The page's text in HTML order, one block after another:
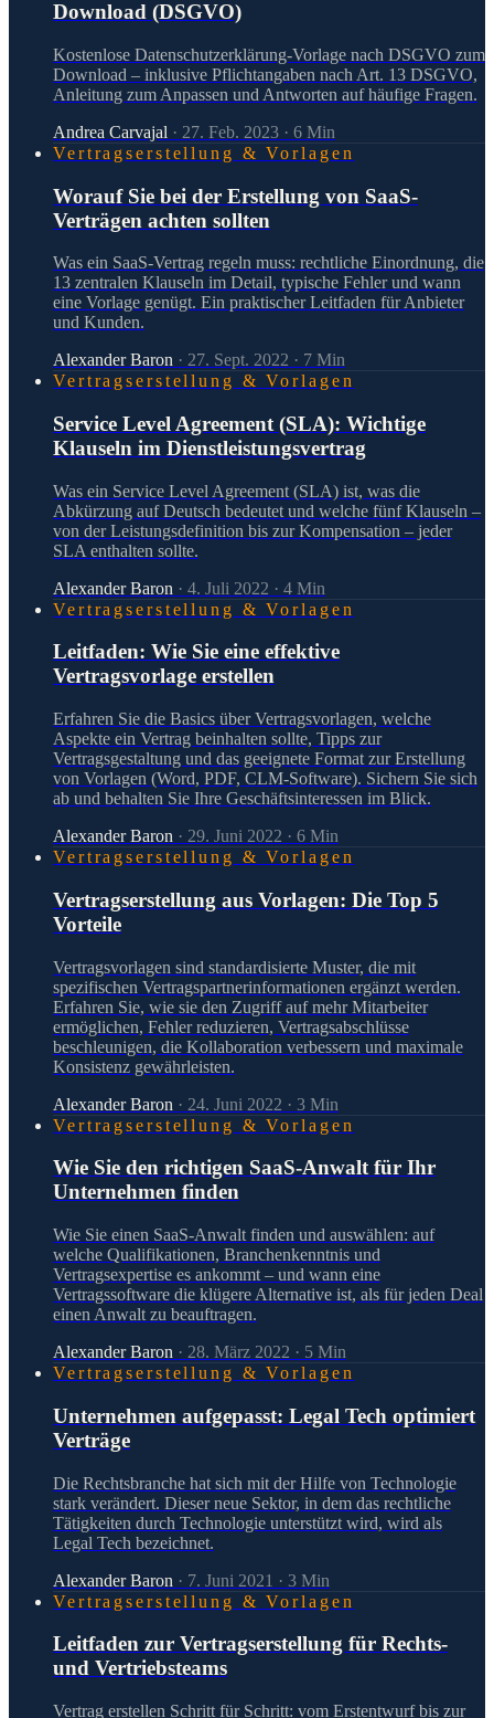
Download (DSGVO)
Kostenlose Datenschutzerklärung-Vorlage nach DSGVO zum
Download – inklusive Pflichtangaben nach Art. 13 DSGVO,
Anleitung zum Anpassen und Antworten auf häufige Fragen.
Andrea Carvajal · 27. Feb. 2023 · 6 Min
Vertragserstellung & Vorlagen
Worauf Sie bei der Erstellung von SaaS-
Verträgen achten sollten
Was ein SaaS-Vertrag regeln muss: rechtliche Einordnung, die
13 zentralen Klauseln im Detail, typische Fehler und wann
eine Vorlage genügt. Ein praktischer Leitfaden für Anbieter
und Kunden.
Alexander Baron · 27. Sept. 2022 · 7 Min
Vertragserstellung & Vorlagen
Service Level Agreement (SLA): Wichtige
Klauseln im Dienstleistungsvertrag
Was ein Service Level Agreement (SLA) ist, was die
Abkürzung auf Deutsch bedeutet und welche fünf Klauseln –
von der Leistungsdefinition bis zur Kompensation – jeder
SLA enthalten sollte.
Alexander Baron · 4. Juli 2022 · 4 Min
Vertragserstellung & Vorlagen
Leitfaden: Wie Sie eine effektive
Vertragsvorlage erstellen
Erfahren Sie die Basics über Vertragsvorlagen, welche
Aspekte ein Vertrag beinhalten sollte, Tipps zur
Vertragsgestaltung und das geeignete Format zur Erstellung
von Vorlagen (Word, PDF, CLM-Software). Sichern Sie sich
ab und behalten Sie Ihre Geschäftsinteressen im Blick.
Alexander Baron · 29. Juni 2022 · 6 Min
Vertragserstellung & Vorlagen
Vertragserstellung aus Vorlagen: Die Top 5
Vorteile
Vertragsvorlagen sind standardisierte Muster, die mit
spezifischen Vertragspartnerinformationen ergänzt werden.
Erfahren Sie, wie sie den Zugriff auf mehr Mitarbeiter
ermöglichen, Fehler reduzieren, Vertragsabschlüsse
beschleunigen, die Kollaboration verbessern und maximale
Konsistenz gewährleisten.
Alexander Baron · 24. Juni 2022 · 3 Min
Vertragserstellung & Vorlagen
Wie Sie den richtigen SaaS-Anwalt für Ihr
Unternehmen finden
Wie Sie einen SaaS-Anwalt finden und auswählen: auf
welche Qualifikationen, Branchenkenntnis und
Vertragsexpertise es ankommt – und wann eine
Vertragssoftware die klügere Alternative ist, als für jeden Deal
einen Anwalt zu beauftragen.
Alexander Baron · 28. März 2022 · 5 Min
Vertragserstellung & Vorlagen
Unternehmen aufgepasst: Legal Tech optimiert
Verträge
Die Rechtsbranche hat sich mit der Hilfe von Technologie
stark verändert. Dieser neue Sektor, in dem das rechtliche
Tätigkeiten durch Technologie unterstützt wird, wird als
Legal Tech bezeichnet.
Alexander Baron · 7. Juni 2021 · 3 Min
Vertragserstellung & Vorlagen
Leitfaden zur Vertragserstellung für Rechts-
und Vertriebsteams
Vertrag erstellen Schritt für Schritt: vom Erstentwurf bis zur